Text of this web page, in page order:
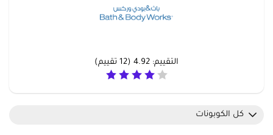
التقييم: 4.92
(
12 تقييم)
كل الكوبونات